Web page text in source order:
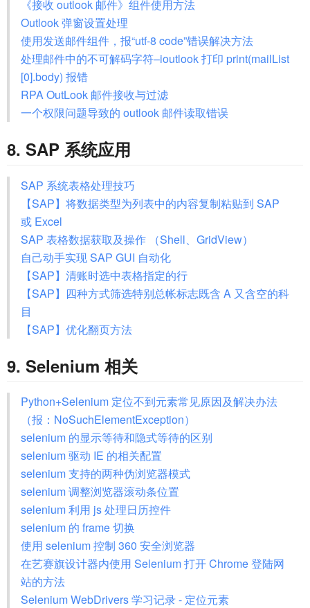
《接收 outlook 邮件》组件使用方法
Outlook 弹窗设置处理
使用发送邮件组件，报“utf-8 code”错误解决方法
处理邮件中的不可解码字符–ioutlook 打印 print(mailList
[0].body) 报错
RPA OutLook 邮件接收与过滤
一个权限问题导致的 outlook 邮件读取错误
8. SAP 系统应用
SAP 系统表格处理技巧
【SAP】将数据类型为列表中的内容复制粘贴到 SAP
或 Excel
SAP 表格数据获取及操作 （Shell、GridView）
自己动手实现 SAP GUI 自动化
【SAP】清账时选中表格指定的行
【SAP】四种方式筛选特别总帐标志既含 A 又含空的科
目
【SAP】优化翻页方法
9. Selenium 相关
Python+Selenium 定位不到元素常见原因及解决办法
（报：NoSuchElementException）
selenium 的显示等待和隐式等待的区别
selenium 驱动 IE 的相关配置
selenium 支持的两种伪浏览器模式
selenium 调整浏览器滚动条位置
selenium 利用 js 处理日历控件
selenium 的 frame 切换
使用 selenium 控制 360 安全浏览器
在艺赛旗设计器内使用 Selenium 打开 Chrome 登陆网
站的方法
Selenium WebDrivers 学习记录 - 定位元素